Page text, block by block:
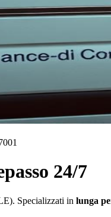
24/7
). Specializzati in lunga